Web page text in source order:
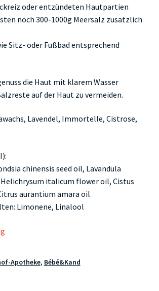
oder entzündeten Hautpartien
noch 300-1000g Meersalz zusätzlich
Sitz- oder Fußbad entsprechend
die Haut mit klarem Wasser
auf der Haut zu vermeiden.
Lavendel, Immortelle, Cistrose,
chinensis seed oil, Lavandula
italicum flower oil, Cistus
aurantium amara oil
Limonene, Linalool
Apotheke, Bébé&Kand